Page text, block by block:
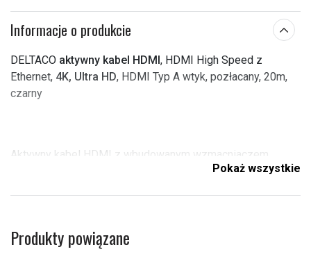
Informacje o produkcie
DELTACO aktywny kabel HDMI, HDMI High Speed z
Ethernet, 4K, Ultra HD, HDMI Typ A wtyk, pozłacany, 20m,
czarny
Aktywny kabel HDMI z wbudowanym wzmacniaczem.
Pokaż wszystkie
Produkty powiązane